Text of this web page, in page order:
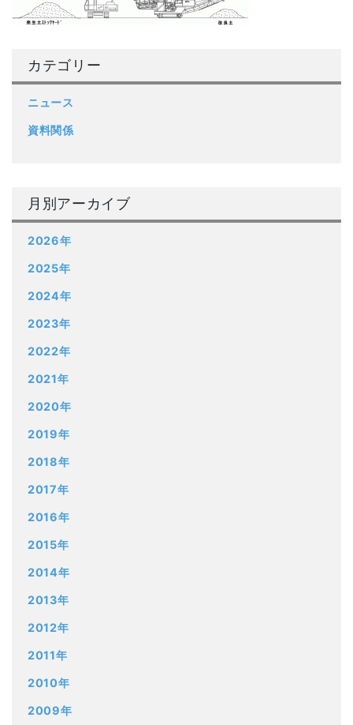
カテゴリー
ニュース
資料関係
月別アーカイブ
2026年
2025年
2024年
2023年
2022年
2021年
2020年
2019年
2018年
2017年
2016年
2015年
2014年
2013年
2012年
2011年
2010年
2009年